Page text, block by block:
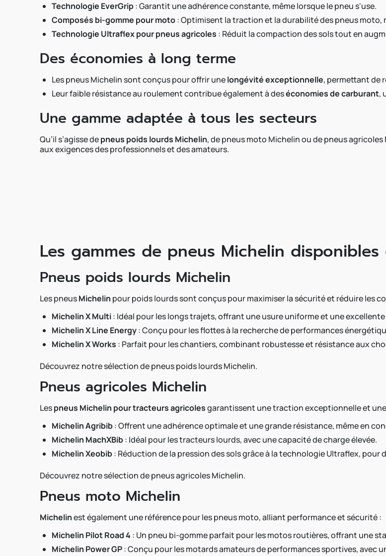
Technologie EverGrip: Garantit une adhérence constante, même lorsque le pneu s'use.
Composés bi-gomme pour moto: Optimisent la traction et la durabilité des pneus moto,
Technologie Ultraflex pour pneus agricoles : Réduit la compaction des sols tout en
Des économies à long terme
Les pneus Michelin sont conçus pour offrir unelongévité exceptionnelle, permettant de
Leur faible résistance au roulement contribue également à deséconomies de carburant,
Une gamme adaptée à tous les secteurs
Qu’il s’agisse depneus poids lourds Michelin, de pneus moto Michelin ou de pneus
aux exigences des professionnels et des amateurs.
Les gammes de pneus Michelin disponibles
Pneus poids lourds Michelin
Les pneusMichelin pour poids lourds sont conçus pour maximiser la sécurité et réduire les
Michelin X Multi: Idéal pour les longs trajets, offrant une usure uniforme et une
Michelin X Line Energy: Conçu pour les flottes à la recherche de performances
Michelin X Works : Parfait pour les chantiers, combinant robustesse et résistance aux
Découvrez notre sélection de pneus poids lourds Michelin.
Pneus agricoles Michelin
Lespneus Michelin pour tracteurs agricolesgarantissent une traction exceptionnelle et
Michelin Agribib: Offrent une adhérence optimale et une grande résistance, même en
Michelin MachXBib: Idéal pour les tracteurs lourds, avec une capacité de charge élevée.
Michelin Xeobib: Réduction de la pression des sols grâce à la technologie Ultraflex, pour
Découvrez notre sélection de pneus agricoles Michelin.
Pneus moto Michelin
Michelinest également une référence pour les pneus moto, alliant performance et sécurité :
Michelin Pilot Road 4 : Un pneu bi-gomme parfait pour les motos routières, offrant une
Michelin Power GP: Conçu pour les motards amateurs de performances sportives, avec